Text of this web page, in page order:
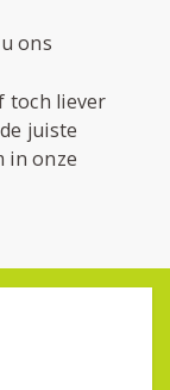
ons
toch liever
juiste
in onze